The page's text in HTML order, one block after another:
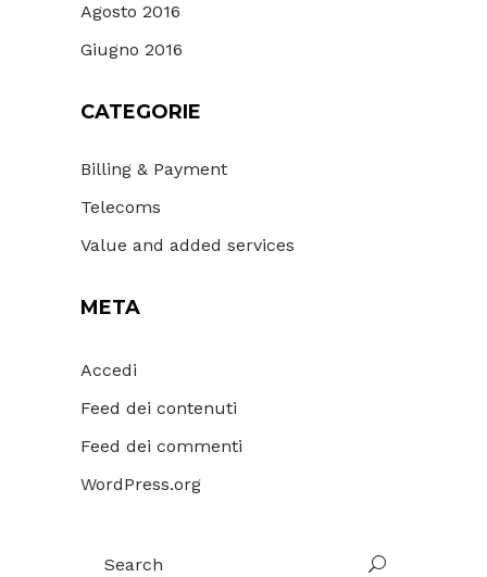
Agosto 2016
Giugno 2016
CATEGORIE
Billing & Payment
Telecoms
Value and added services
META
Accedi
Feed dei contenuti
Feed dei commenti
WordPress.org